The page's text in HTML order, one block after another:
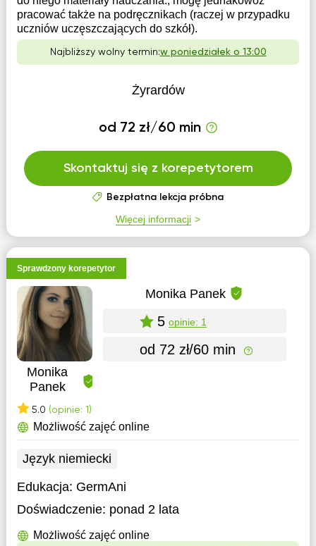
pracować także na podręcznikach (raczej w przypadku
uczniów uczęszczających do szkół).
Najbliższy wolny termin:w poniedziałek o 13:00
Żyrardów
od 72 zł/60 min
Skontaktuj się z korepetytorem
Bezpłatna lekcja próbna
Więcej informacji
Sprawdzony korepetytor
Monika
Panek
5.0 (opinie: 1)
Monika Panek
5 opinie: 1
od 72 zł/60 min
Możliwość zajęć online
Język niemiecki
Edukacja: GermAni
Doświadczenie: ponad 2 lata
Możliwość zajęć online